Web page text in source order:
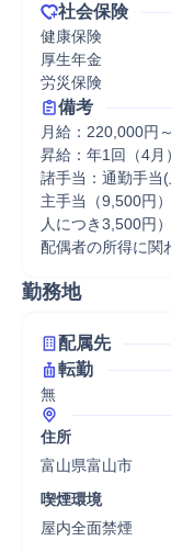
社会保険
健康保険
厚生年金
労災保険
備考
月給：220,000円
昇給：年1回（4月
諸手当：通勤手当
主手当（9,500円
人につき3,500円
配偶者の所得に関
勤務地
配属先
転勤
無
住所
富山県富山市
喫煙環境
屋内全面禁煙